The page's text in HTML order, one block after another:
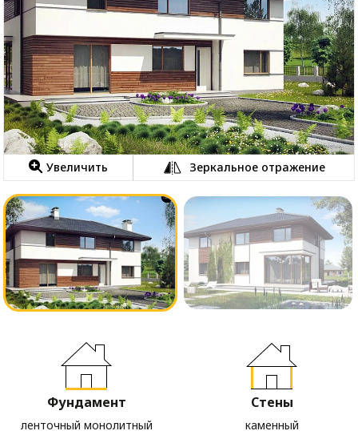
Увеличить Зеркальное отражение
Фундамент
ленточный монолитный
Стены
каменный